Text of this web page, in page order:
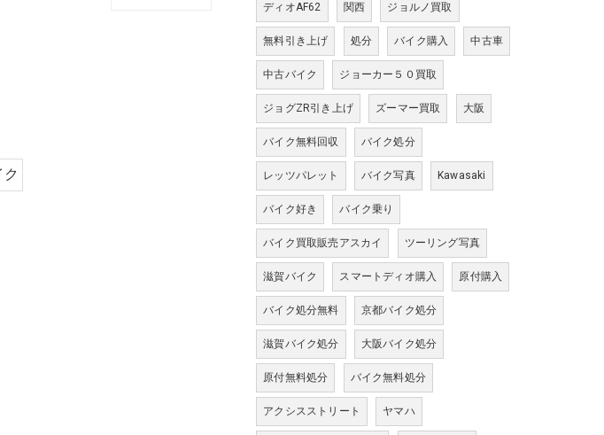
ディオAF62 関西 ジョルノ買取
無料引き上げ 処分 バイク購入 中古車
中古バイク ジョーカー５０買取
ジョグZR引き上げ ズーマー買取 大阪
バイク無料回収 バイク処分
レッツパレット バイク写真 Kawasaki
バイク好き バイク乗り
バイク買取販売アスカイ ツーリング写真
滋賀バイク スマートディオ購入 原付購入
バイク処分無料 京都バイク処分
滋賀バイク処分 大阪バイク処分
原付無料処分 バイク無料処分
アクシスストリート ヤマハ